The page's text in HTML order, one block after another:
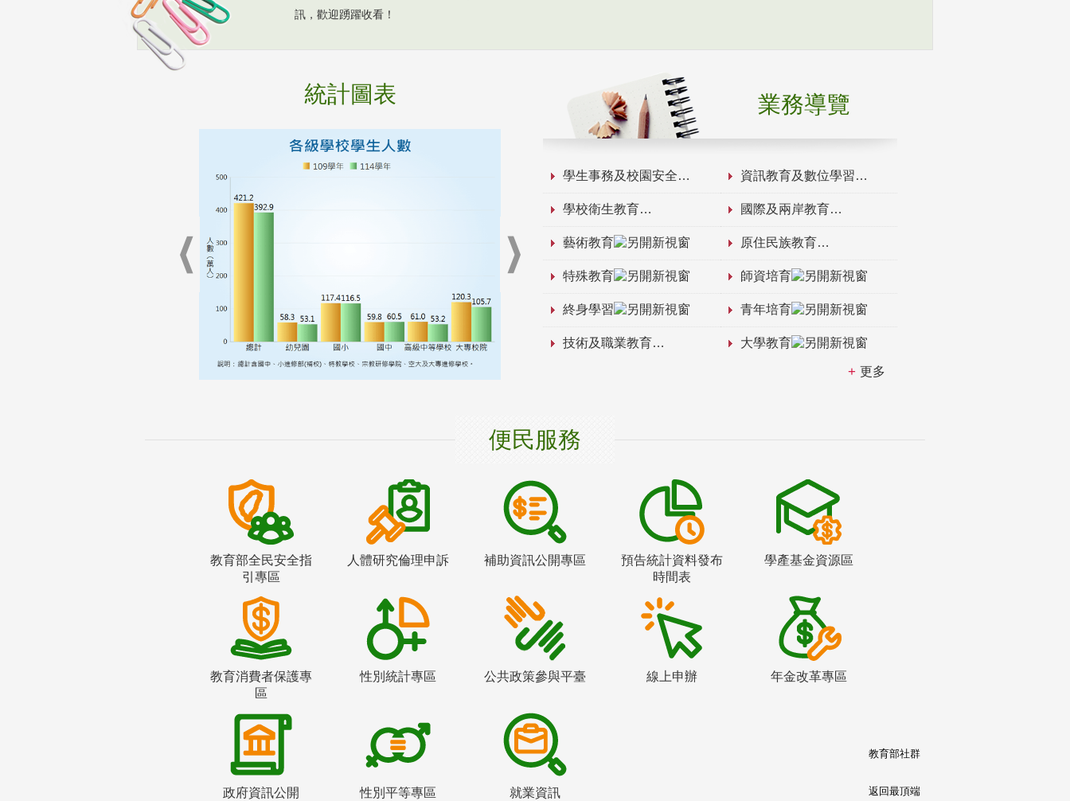
訊，歡迎踴躍收看！
統計圖表 業務導覽
學生事務及校園安全 資訊教育及數位學習
學校衛生教育 國際及兩岸教育
藝術教育 原住民族教育
特殊教育 師資培育
終身學習 青年培育
技術及職業教育 大學教育
更多
便民服務
教育部全民安全指
引專區
人體研究倫理申訴 補助資訊公開專區
預告統計資料發布
時間表
學產基金資源區
教育消費者保護專
區
性別統計專區 公共政策參與平臺 線上申辦 年金改革專區
政府資訊公開 性別平等專區 就業資訊
教育部社群
返回最頂端